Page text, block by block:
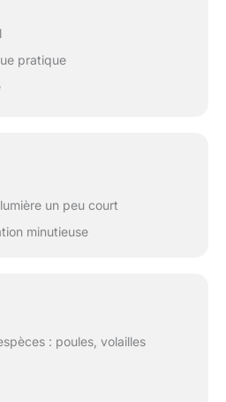
pratique
un peu court
minutieuse
: poules, volailles